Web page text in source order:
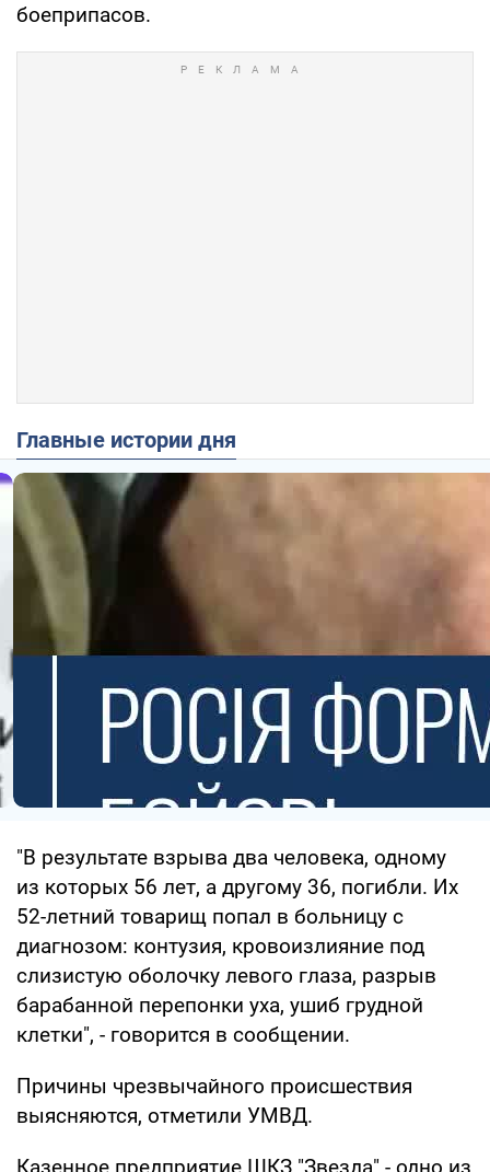
боеприпасов.
Главные истории дня
"В результате взрыва два человека, одному
из которых 56 лет, а другому 36, погибли. Их
52-летний товарищ попал в больницу с
диагнозом: контузия, кровоизлияние под
слизистую оболочку левого глаза, разрыв
барабанной перепонки уха, ушиб грудной
клетки", - говорится в сообщении.
Причины чрезвычайного происшествия
выясняются, отметили УМВД.
Казенное предприятие ШКЗ "Звезда" - одно из